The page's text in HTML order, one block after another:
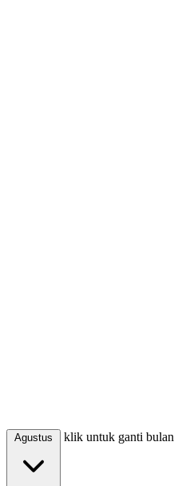
klik untuk ganti bulan